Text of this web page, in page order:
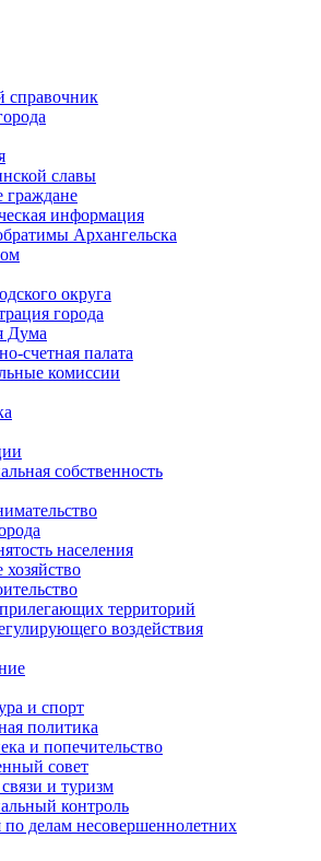
справочник
славы
граждане
информация
Архангельска
округа
города
Дума
счетная палата
комиссии
собственность
населения
хозяйство
территорий
воздействия
и спорт
политика
и попечительство
совет
и туризм
контроль
делам несовершеннолетних